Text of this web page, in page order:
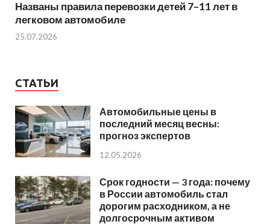
Названы правила перевозки детей 7–11 лет в
легковом автомобиле
25.07.2026
СТАТЬИ
Автомобильные цены в
последний месяц весны:
прогноз экспертов
12.05.2026
Срок годности — 3 года: почему
в России автомобиль стал
дорогим расходником, а не
долгосрочным активом